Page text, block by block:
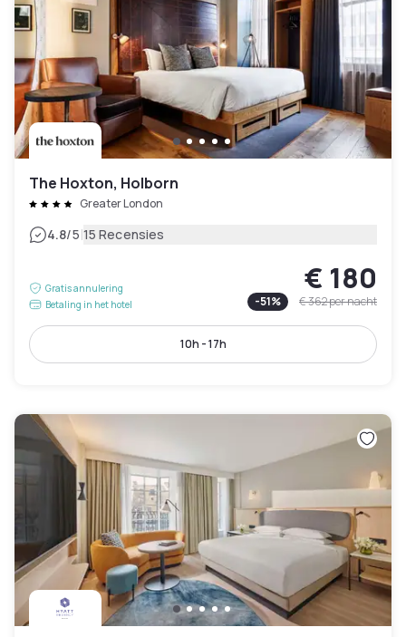
The Hoxton, Holborn
Greater London
4.8/5|15 Recensies
Gratis annulering
Betaling in het hotel
€ 180
-51% € 362per nacht
10h - 17h